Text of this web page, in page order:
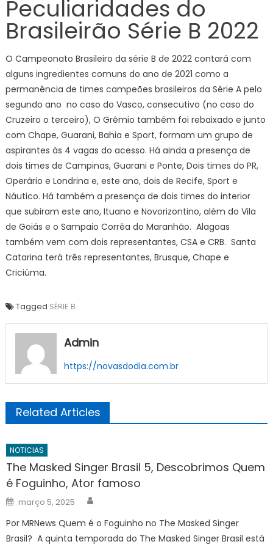
Peculiaridades do
Brasileirão Série B 2022
O Campeonato Brasileiro da série B de 2022 contará com
alguns ingredientes comuns do ano de 2021 como a
permanência de times campeões brasileiros da Série A pelo
segundo ano no caso do Vasco, consecutivo (no caso do
Cruzeiro o terceiro), O Grêmio também foi rebaixado e junto
com Chape, Guarani, Bahia e Sport, formam um grupo de
aspirantes às 4 vagas do acesso. Há ainda a presença de
dois times de Campinas, Guarani e Ponte, Dois times do PR,
Operário e Londrina e, este ano, dois de Recife, Sport e
Náutico. Há também a presença de dois times do interior
que subiram este ano, Ituano e Novorizontino, além do Vila
de Goiás e o Sampaio Corrêa do Maranhão. Alagoas
também vem com dois representantes, CSA e CRB. Santa
Catarina terá três representantes, Brusque, Chape e
Criciúma.
Tagged SÉRIE B
Admin
https://novasdodia.com.br
Related Articles
NOTICIAS
The Masked Singer Brasil 5, Descobrimos Quem
é Foguinho, Ator famoso
Posted
on
março 5, 2025
Por MRNews Quem é o Foguinho no The Masked Singer
Brasil? A quinta temporada do The Masked Singer Brasil está